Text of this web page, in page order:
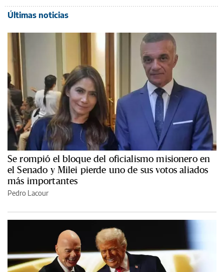
Últimas noticias
Se rompió el bloque del oficialismo misionero en
el Senado y Milei pierde uno de sus votos aliados
más importantes
Pedro Lacour